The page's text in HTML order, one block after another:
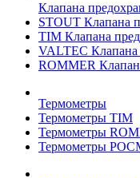
Клапана
STOUT Клапана
TIM Клапана
VALTEC Клапана
ROMMER
Термометры
Термометры TIM
Термометры
Термометры